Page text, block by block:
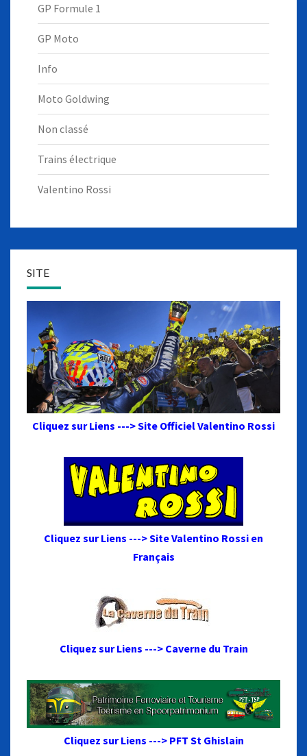
GP Formule 1
GP Moto
Info
Moto Goldwing
Non classé
Trains électrique
Valentino Rossi
SITE
Cliquez sur Liens ---> Site Officiel Valentino Rossi
Cliquez sur Liens ---> Site Valentino Rossi en
Français
Cliquez sur Liens ---> Caverne du Train
Cliquez sur Liens ---> PFT St Ghislain